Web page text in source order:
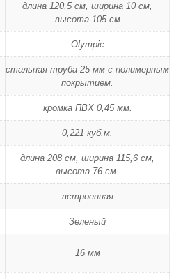
длина 120,5 см, ширина 10 см,
высота 105 см
Olympic
стальная труба 25 мм с полимерным
покрытием.
кромка ПВХ 0,45 мм.
0,221 куб.м.
длина 208 см, ширина 115,6 см,
высота 76 см.
встроенная
Зеленый
16 мм